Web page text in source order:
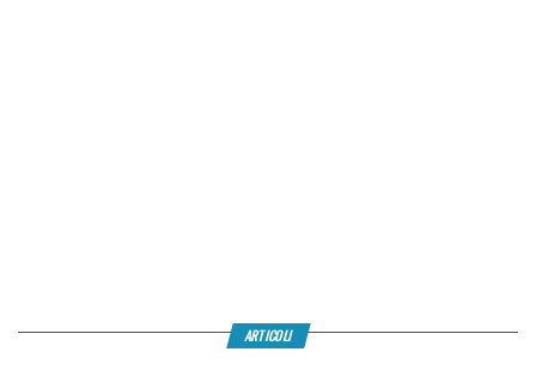
ARTICOLI